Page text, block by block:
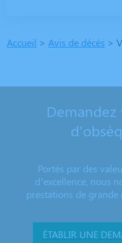
Accueil > Avis de décès >
Portés par des
d’excellence, nous
prestations de grande
ÉTABLIR UNE